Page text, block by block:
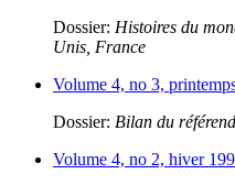
Dossier: Histoires du
Unis, France
Volume 4, no 3,
Dossier: Bilan du
Volume 4, no 2, hiver